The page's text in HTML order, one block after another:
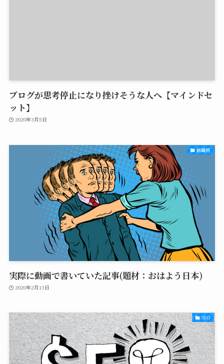
ブログが思考停止になり挫けそうな人へ【マインドセ
ット】
2020年3月5日
動画用
実際に動画で書いていた記事(題材：おはよう日本)
2020年2月13日
SEO